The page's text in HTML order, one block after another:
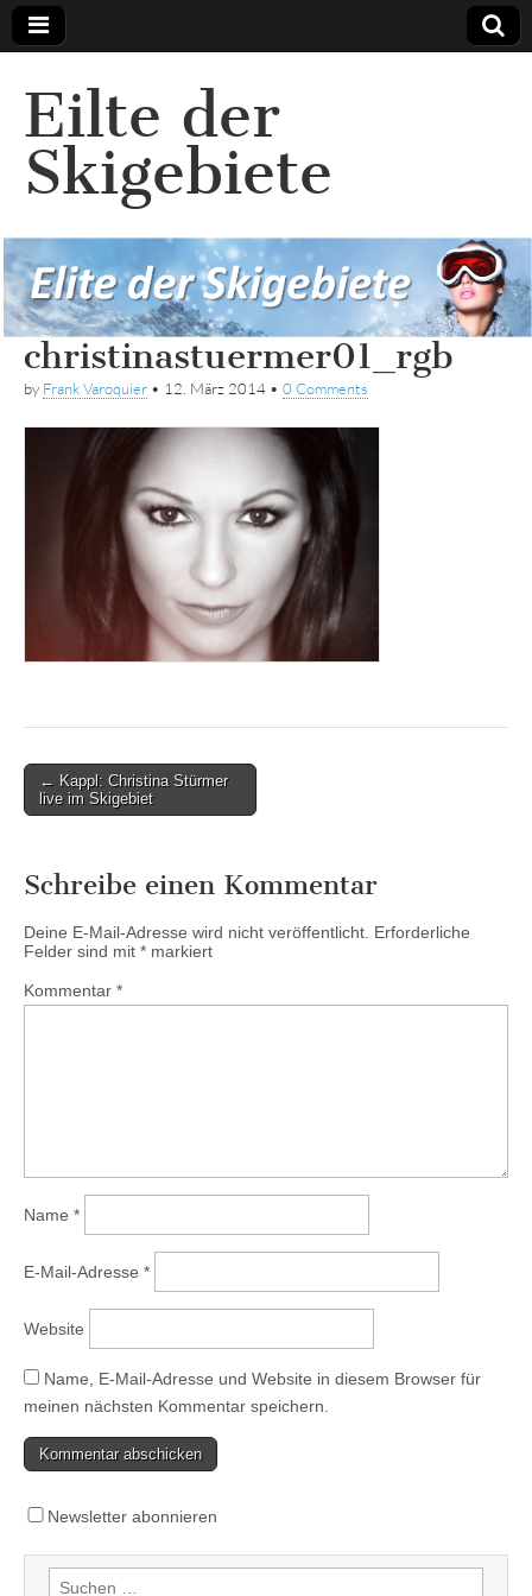
Eilte der
Skigebiete
christinastuermer01_rgb
by Frank Varoquier • 12. März 2014 • 0 Comments
Post
navigation
← Kappl: Christina Stürmer
live im Skigebiet
Schreibe einen Kommentar
Deine E-Mail-Adresse wird nicht veröffentlicht. Erforderliche
Felder sind mit * markiert
Kommentar *
Name *
E-Mail-Adresse *
Website
Name, E-Mail-Adresse und Website in diesem Browser für
meinen nächsten Kommentar speichern.
Newsletter abonnieren
Suchen